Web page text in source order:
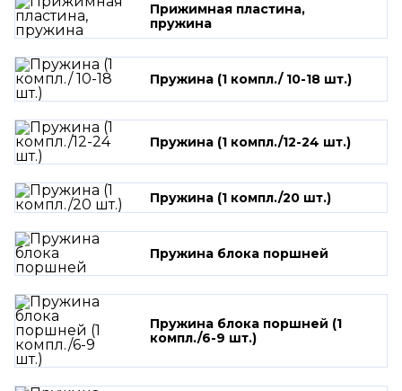
Прижимная пластина,
пружина
Пружина (1 компл./ 10-18 шт.)
Пружина (1 компл./12-24 шт.)
Пружина (1 компл./20 шт.)
Пружина блока поршней
Пружина блока поршней (1
компл./6-9 шт.)